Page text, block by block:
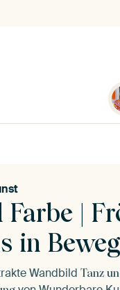
Farbe |
in
Wandbild Tanz